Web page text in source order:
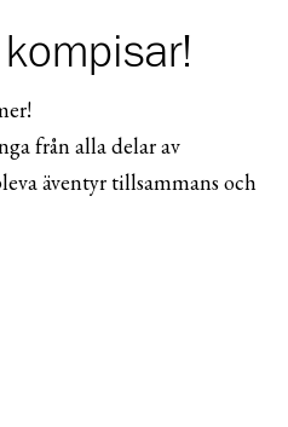
från alla delar av
äventyr tillsammans och